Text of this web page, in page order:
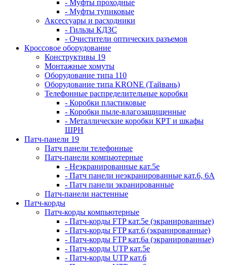
- Муфты проходные
- Муфты тупиковые
Аксессуары и расходники
- Гильзы КДЗС
- Очистители оптических разъемов
Кроссовое оборудование
Конструктивы 19
Монтажные хомуты
Оборудование типа 110
Оборудование типа KRONE (Тайвань)
Телефонные распределительные коробки
- Коробки пластиковые
- Коробки пыле-влагозащищенные
- Металлические коробки КРТ и шкафы
ШРН
Патч-панели 19
Патч панели телефонные
Патч-панели компьютерные
- Неэкранированные кат.5е
- Патч панели неэкранированные кат.6, 6А
- Патч панели экранированные
Патч-панели настенные
Патч-корды
Патч-корды компьютерные
- Патч-корды FTP кат.5е (экранированные)
- Патч-корды FTP кат.6 (экранированные)
- Патч-корды FTP кат.6а (экранированные)
- Патч-корды UTP кат.5е
- Патч-корды UTP кат.6